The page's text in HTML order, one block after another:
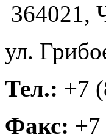
364021,
ул.
Тел.: +7
Факс: